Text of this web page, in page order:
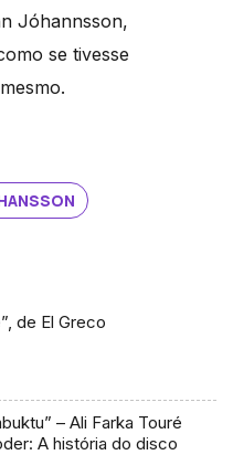
Jóhannsson,
se tivesse
de El Greco
– Ali Farka Touré
A história do disco